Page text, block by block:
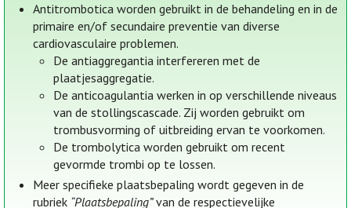
Antitrombotica worden gebruikt in de behandeling en in de
primaire en/of secundaire preventie van diverse
cardiovasculaire problemen.
De antiaggregantia interfereren met de
plaatjesaggregatie.
De anticoagulantia werken in op verschillende niveaus
van de stollingscascade. Zij worden gebruikt om
trombusvorming of uitbreiding ervan te voorkomen.
De trombolytica worden gebruikt om recent
gevormde trombi op te lossen.
Meer specifieke plaatsbepaling wordt gegeven in de
rubriek “Plaatsbepaling”van de respectievelijke